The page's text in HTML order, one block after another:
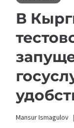
В
Mansur Ismagulov